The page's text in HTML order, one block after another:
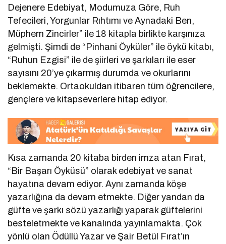
Dejenere Edebiyat, Modumuza Göre, Ruh
Tefecileri, Yorgunlar Rıhtımı ve Aynadaki Ben,
Müphem Zincirler” ile 18 kitapla birlikte karşınıza
gelmişti. Şimdi de “Pinhani Öyküler” ile öykü kitabı,
“Ruhun Ezgisi” ile de şiirleri ve şarkıları ile eser
sayısını 20’ye çıkarmış durumda ve okurlarını
beklemekte. Ortaokuldan itibaren tüm öğrencilere,
gençlere ve kitapseverlere hitap ediyor.
Kısa zamanda 20 kitaba birden imza atan Fırat,
“Bir Başarı Öyküsü” olarak edebiyat ve sanat
hayatına devam ediyor. Aynı zamanda köşe
yazarlığına da devam etmekte. Diğer yandan da
güfte ve şarkı sözü yazarlığı yaparak güftelerini
besteletmekte ve kanalında yayınlamakta. Çok
yönlü olan Ödüllü Yazar ve Şair Betül Fırat’ın